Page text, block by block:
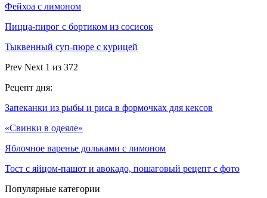
Фейхоа с лимоном
Пицца-пирог с бортиком из сосисок
Тыквенный суп-пюре с курицей
Prev Next 1 из 372
Рецепт дня:
Запеканки из рыбы и риса в формочках для кексов
«Свинки в одеяле»
Яблочное варенье дольками с лимоном
Тост с яйцом-пашот и авокадо, пошаговый рецепт с фото
Популярные категории